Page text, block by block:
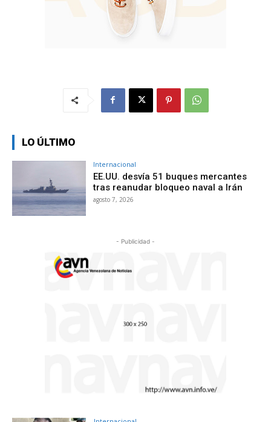
LO ÚLTIMO
Internacional
EE.UU. desvía 51 buques mercantes
tras reanudar bloqueo naval a Irán
agosto 7, 2026
- Publicidad -